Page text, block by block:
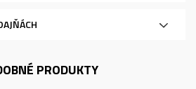
PRODUKTY